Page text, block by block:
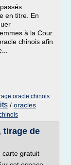
en titre. En
à la Cour.
chinois afin
oracle chinois
/ oracles
tirage de
carte gratuit